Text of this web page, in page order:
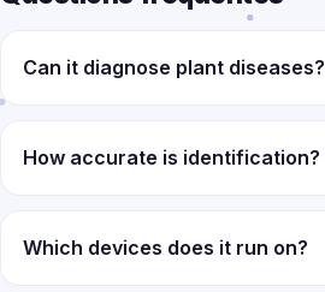
Can it diagnose plant diseases?
How accurate is identification?
Which devices does it run on?